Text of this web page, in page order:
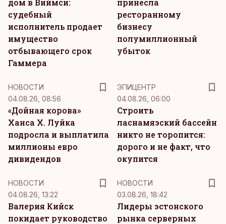
дом в Виймси:
судебный
исполнитель продает
имущество
отбывающего срок
Гаммера
принесла
ресторанному
бизнесу
полумиллионный
убыток
НОВОСТИ
04.08.26, 08:56
«Дойная корова»
Ханса Х. Луйка
подросла и выплатила
миллионы евро
дивидендов
ЭПИЦЕНТР
04.08.26, 06:00
Строить
ласнамяэский бассейн
никто не торопится:
дорого и не факт, что
окупится
НОВОСТИ
04.08.26, 13:22
Валерия Кийск
покидает руководство
НОВОСТИ
03.08.26, 18:42
Лидеры эстонского
рынка серверных